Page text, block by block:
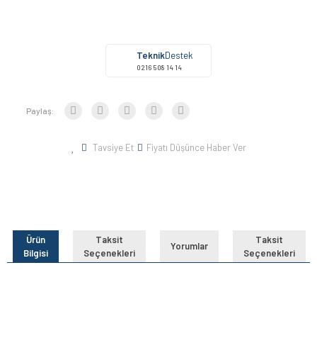
TeknikDestek
0216 508 14 14
Paylaş:
Tavsiye Et Fiyatı Düşünce Haber Ver
Ürün
Bilgisi
Taksit
Seçenekleri
Yorumlar
Taksit
Seçenekleri